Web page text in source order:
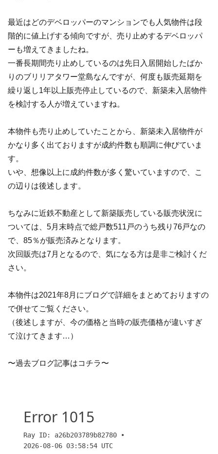
最近はどのデベロッパーのマンションでも人気物件は段
階的に値上げする傾向ですが、売り止めするデベロッパ
ーも増えてきましたね。
一番長期間売り止めしているのは先日入居開始したばか
りのブリリアタワー堂島なんですが、何度も販売延期を
繰り返し1年以上販売停止しているので、新築未入居物件
を検討する人が増えていますね。
本物件も売り止めしていたことから、新築未入居物件が
かなり多く出ておりますが成約件数も順調に伸びていま
す。
いや、想像以上に成約件数が多く驚いていますので、こ
の辺りは後述します。
ちなみに近鉄不動産として新築販売している販売状況に
ついては、5月末時点で総戸数511戸のうち残り76戸なの
で、85％が販売済みとなります。
次回販売は7月となるので、気になる方は是非ご検討くだ
さい。
本物件は2021年8月にブログで詳細をまとめておりますの
で併せてご覧ください。
（後述しますが、今の価格と当時の販売価格が違いすぎ
て泣けてきます…）
〜過去ブログ記事はコチラ〜
【大阪】「ローレルタワー堺筋本町」タワマン激戦区
本町周辺 駅徒歩1分&関西初のゲーテッドガーデン